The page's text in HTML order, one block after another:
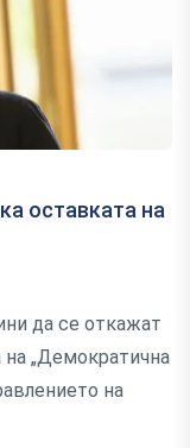
оставката на
да се откажат
„Демократична
на